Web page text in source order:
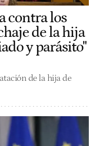
contra los
de la hija
y parásito"
de la hija de